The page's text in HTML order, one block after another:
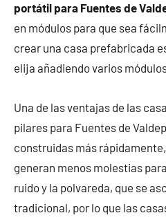
portátil para Fuentes de
en módulos para que sea
crear una casa prefabricada
elija añadiendo varios
Una de las ventajas de las
pilares para Fuentes de
construidas más
generan menos molestias
ruido y la polvareda, que se
tradicional, por lo que las